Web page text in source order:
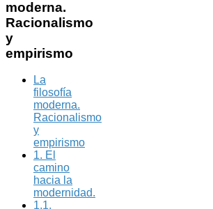
moderna.
Racionalismo
y
empirismo
La
filosofía
moderna.
Racionalismo
y
empirismo
1. El
camino
hacia la
modernidad.
1.1.